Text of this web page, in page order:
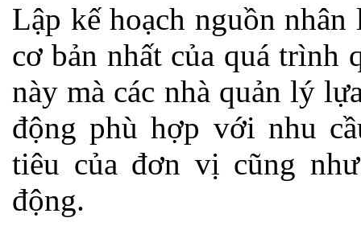
Lập kế hoạch nguồn
cơ bản nhất của quá trình
này mà các nhà quản lý
động phù hợp với nhu
tiêu của đơn vị cũng
động.